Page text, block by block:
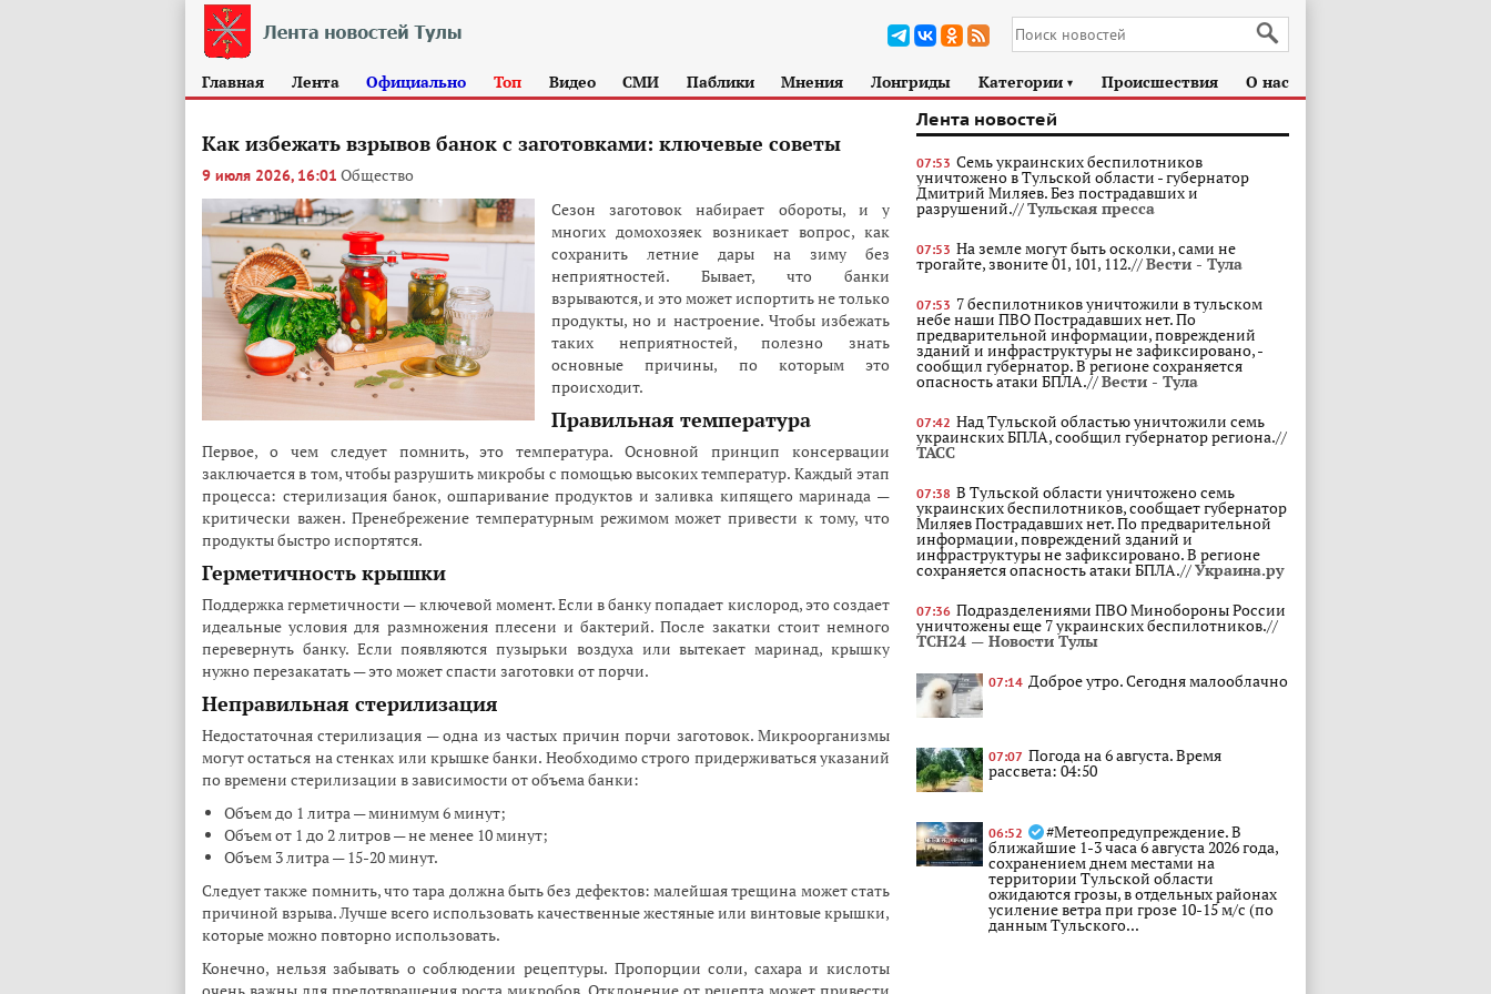
Главная Лента Официально Топ Видео СМИ Паблики Мнения Лонгриды Категории ► Происшествия О нас
Как избежать взрывов банок с заготовками: ключевые советы
9 июля 2026, 16:01 Общество
Сезон заготовок набирает обороты, и у
многих домохозяек возникает вопрос, как
сохранить летние дары на зиму без
неприятностей. Бывает, что банки
взрываются, и это может испортить не только
продукты, но и настроение. Чтобы избежать
таких неприятностей, полезно знать
основные причины, по которым это
происходит.
Правильная температура
Первое, о чем следует помнить, это температура. Основной принцип консервации
заключается в том, чтобы разрушить микробы с помощью высоких температур. Каждый этап
процесса: стерилизация банок, ошпаривание продуктов и заливка кипящего маринада —
критически важен. Пренебрежение температурным режимом может привести к тому, что
продукты быстро испортятся.
Герметичность крышки
Поддержка герметичности — ключевой момент. Если в банку попадает кислород, это создает
идеальные условия для размножения плесени и бактерий. После закатки стоит немного
перевернуть банку. Если появляются пузырьки воздуха или вытекает маринад, крышку
нужно перезакатать — это может спасти заготовки от порчи.
Неправильная стерилизация
Недостаточная стерилизация — одна из частых причин порчи заготовок. Микроорганизмы
могут остаться на стенках или крышке банки. Необходимо строго придерживаться указаний
по времени стерилизации в зависимости от объема банки:
Объем до 1 литра — минимум 6 минут;
Объем от 1 до 2 литров — не менее 10 минут;
Объем 3 литра — 15-20 минут.
Следует также помнить, что тара должна быть без дефектов: малейшая трещина может стать
причиной взрыва. Лучше всего использовать качественные жестяные или винтовые крышки,
которые можно повторно использовать.
Конечно, нельзя забывать о соблюдении рецептуры. Пропорции соли, сахара и кислоты
Лента новостей
07:53 Семь украинских беспилотников
уничтожено в Тульской области - губернатор
Дмитрий Миляев. Без пострадавших и
разрушений.//Тульская пресса
07:53 На земле могут быть осколки, сами не
трогайте, звоните 01, 101, 112.//Вести - Тула
07:53 7 беспилотников уничтожили в тульском
небе наши ПВО Пострадавших нет. По
предварительной информации, повреждений
зданий и инфраструктуры не зафиксировано, -
сообщил губернатор. В регионе сохраняется
опасность атаки БПЛА.//Вести - Тула
07:42 Над Тульской областью уничтожили семь
украинских БПЛА, сообщил губернатор региона.//
ТАСС
07:38 В Тульской области уничтожено семь
украинских беспилотников, сообщает губернатор
Миляев Пострадавших нет. По предварительной
информации, повреждений зданий и
инфраструктуры не зафиксировано. В регионе
сохраняется опасность атаки БПЛА.//Украина.ру
07:36 Подразделениями ПВО Минобороны России
уничтожены еще 7 украинских беспилотников.//
ТСН24 — Новости Тулы
07:14 Доброе утро. Сегодня малооблачно
07:07 Погода на 6 августа. Время
рассвета: 04:50
06:52 #Метеопредупреждение. В
ближайшие 1-3 часа 6 августа 2026 года,
сохранением днем местами на
территории Тульской области
ожидаются грозы, в отдельных районах
усиление ветра при грозе 10-15 м/с (по
данным Тульского...